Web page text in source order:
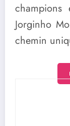
Jorginho
chemin